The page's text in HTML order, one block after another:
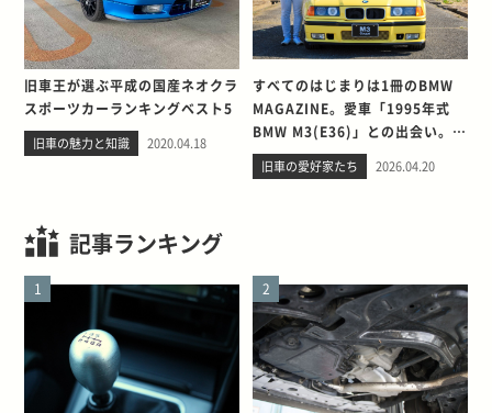
旧車王が選ぶ平成の国産ネオクラ
スポーツカーランキングベスト5
旧車の魅力と知識 2020.04.18
すべてのはじまりは1冊のBMW
MAGAZINE。愛車「1995年式
BMW M3(E36)」との出会い。そ
して別れを考える
旧車の愛好家たち 2026.04.20
記事ランキング
1 2